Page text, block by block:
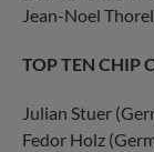
Jean-Noel
TOP TEN CHIP
Julian Stuer
Fedor Holz